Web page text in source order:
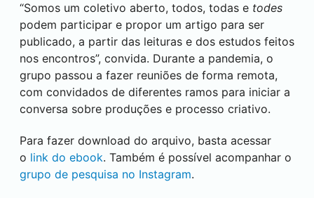
“Somos um coletivo aberto, todos, todas e todes
podem participar e propor um artigo para ser
publicado, a partir das leituras e dos estudos feitos
nos encontros”, convida. Durante a pandemia, o
grupo passou a fazer reuniões de forma remota,
com convidados de diferentes ramos para iniciar a
conversa sobre produções e processo criativo.
Para fazer download do arquivo, basta acessar
o link do ebook. Também é possível acompanhar o
grupo de pesquisa no Instagram.